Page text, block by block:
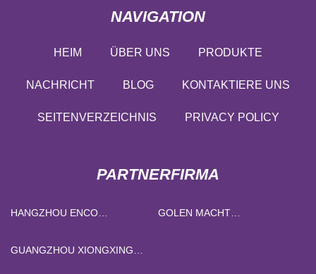
NAVIGATION
HEIM ÜBER UNS PRODUKTE
NACHRICHT BLOG KONTAKTIERE UNS
SEITENVERZEICHNIS PRIVACY POLICY
PARTNERFIRMA
HANGZHOU ENCO
GOLEN MACHT
GUANGZHOU XIONGXING